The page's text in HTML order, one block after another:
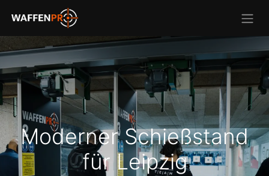
Moderner Schießstand
für Leipzig